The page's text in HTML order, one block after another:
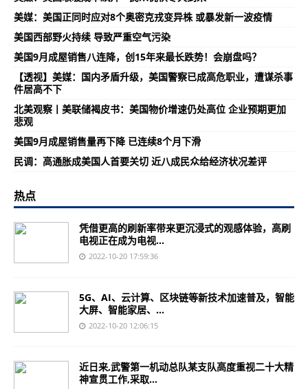
美媒：美国正同时应对8个奥密克戎变异株 或暴发新一波疫情
美国西部野火持续 导致严重空气污染
美国9月成屋销售八连降，创15年来最长跌势！会崩盘吗？
【透视】美媒：国内矛盾升级，美国警察已成高危职业，遭谋杀事
件居高不下
北美观察丨美联储褐皮书：美国物价增速仍处高位 企业预期更加
悲观
美国9月成屋销售量再下降 已连续8个月下滑
民调：高通胀成美国人首要关切 近八成民众给经济状况差评
热点
凭借更高的刷新率带来更沉浸式的观感体验，高刷
电视正在成为电视...
2022-10-20 17:59:36
5G、AI、云计算、区块链等新技术加速普及，智能
大屏、智能家居、...
2022-10-20 12:06:15
近日来,武警第一机动总队某支队高度重视二十大精
神宣贯工作,采取...